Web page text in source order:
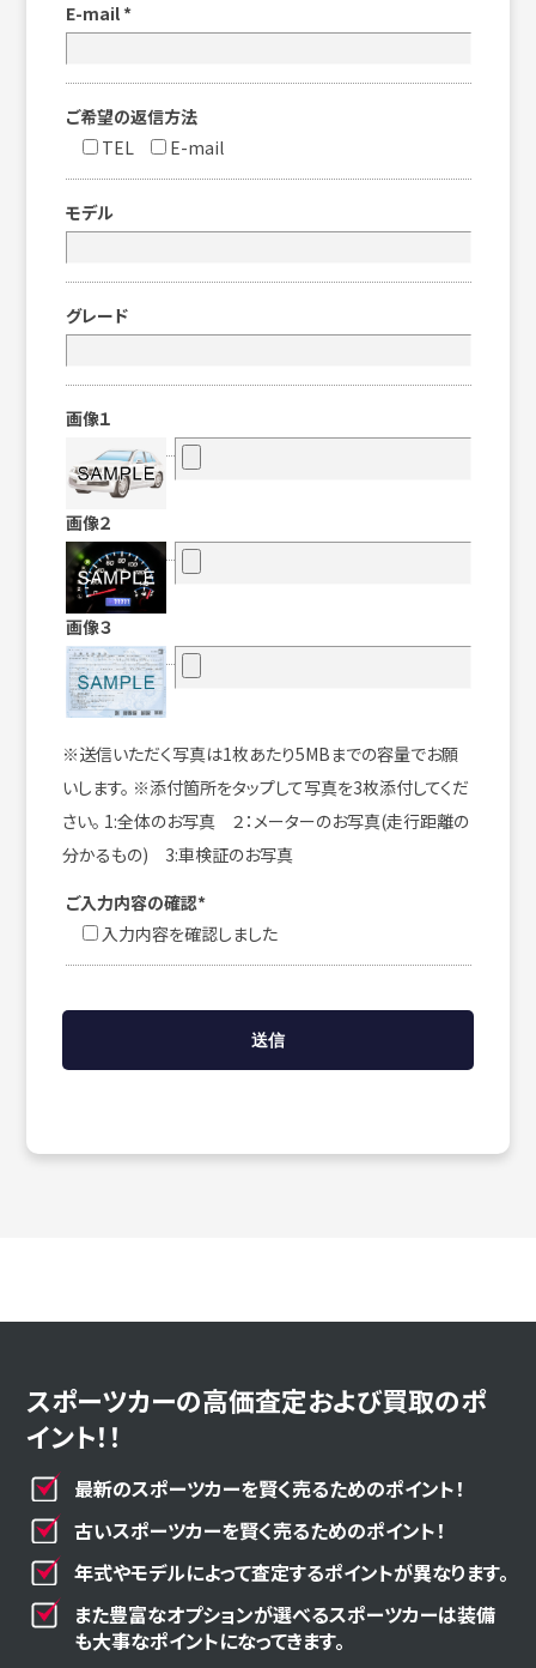
E-mail *
ご希望の返信方法
TEL
E-mail
モデル
グレード
画像１
画像２
画像３
※送信いただく写真は1枚あたり5MBまでの容量でお願
いします。 ※添付箇所をタップして写真を3枚添付してくだ
さい。 1:全体のお写真 ２：メーターのお写真(走行距離の
分かるもの) 3:車検証のお写真
ご入力内容の確認*
入力内容を確認しました
スポーツカーの高価査定および買取のポ
イント！！
最新のスポーツカーを賢く売るためのポイント！
古いスポーツカーを賢く売るためのポイント！
年式やモデルによって査定するポイントが異なります。
また豊富なオプションが選べるスポーツカーは装備
も大事なポイントになってきます。